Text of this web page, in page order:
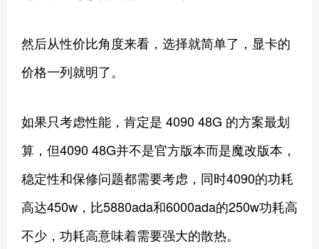
然后从性价比角度来看，选择就简单了，显卡的
价格一列就明了。
如果只考虑性能，肯定是 4090 48G 的方案最划
算，但4090 48G并不是官方版本而是魔改版本，
稳定性和保修问题都需要考虑，同时4090的功耗
高达450w，比5880ada和6000ada的250w功耗高
不少，功耗高意味着需要强大的散热。